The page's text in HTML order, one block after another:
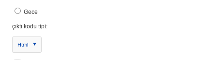
Gece
çıktı kodu tipi:
Html